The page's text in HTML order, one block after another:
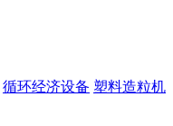
循环经济设备 塑料造粒机